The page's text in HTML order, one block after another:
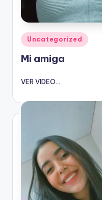
Publicado
en
Uncategorized
Mi amiga
VER VIDEO...